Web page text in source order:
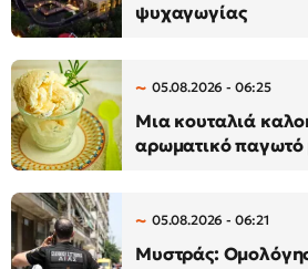
ψυχαγωγίας
05.08.2026 - 06:25
Μια κουταλιά
αρωματικό παγωτό
05.08.2026 - 06:21
Μυστράς: